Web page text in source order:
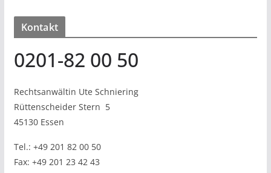
Kontakt
0201-82 00 50
Rechtsanwältin Ute Schniering
Rüttenscheider Stern 5
45130 Essen
Tel.: +49 201 82 00 50
Fax: +49 201 23 42 43